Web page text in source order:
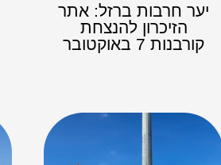
יער חרבות ברזל: אתר
הזיכרון להנצחת
קורבנות 7 באוקטובר